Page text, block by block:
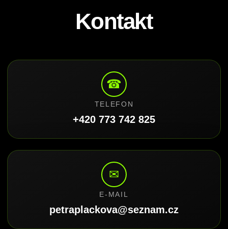
Kontakt
☎
TELEFON
+420 773 742 825
✉
E-MAIL
petraplackova@seznam.cz